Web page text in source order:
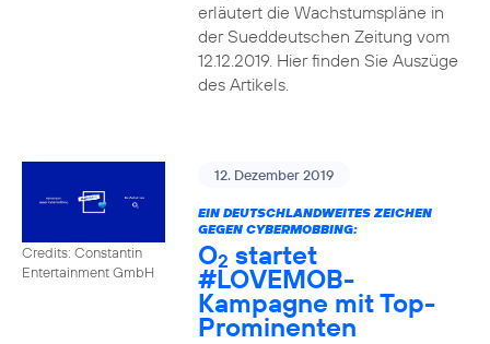
erläutert die Wachstumspläne in
der Sueddeutschen Zeitung vom
12.12.2019. Hier finden Sie Auszüge
des Artikels.
Credits: Constantin
Entertainment GmbH
12. Dezember 2019
EIN DEUTSCHLANDWEITES ZEICHEN
GEGEN CYBERMOBBING:
O2 startet
#LOVEMOB-
Kampagne mit Top-
Prominenten